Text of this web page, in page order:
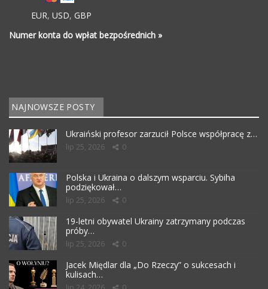
EUR, USD, GBP
Numer konta do wpłat bezpośrednich »
NAJNOWSZE POSTY
Ukraiński profesor zarzucił Polsce współpracę z…
lip 25, 2026 0
Polska i Ukraina o dalszym wsparciu. Sybiha
podziękował…
lip 25, 2026 0
19-letni obywatel Ukrainy zatrzymany podczas
próby…
lip 25, 2026 0
Jacek Międlar dla „Do Rzeczy” o sukcesach i
kulisach…